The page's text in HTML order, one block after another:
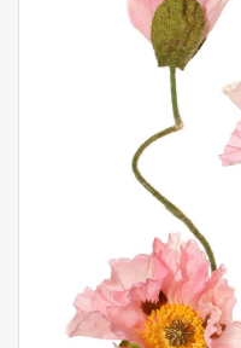
Blatt- und Beerenzweige